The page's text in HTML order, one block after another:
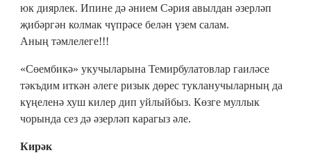
юк диярлек. Ипине дә әнием Сәрия авылдан әзерләп
җибәргән колмак чүпрәсе белән үзем салам.
Аның тәмлелеге!!!
«Сөембикә» укучыларына Темирбулатовлар гаиләсе
тәкъдим иткән әлеге ризык дөрес тукланучыларның да
күңеленә хуш килер дип уйлыйбыз. Көзге муллык
чорында сез дә әзерләп карагыз әле.
Кирәк